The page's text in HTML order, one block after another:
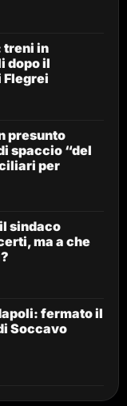
treni in
dopo il
Flegrei
presunto
spaccio “del
per
sindaco
ma a che
fermato il
Soccavo